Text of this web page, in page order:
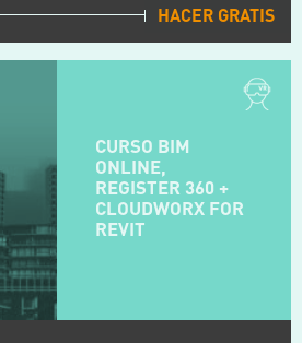
HACER GRATIS
CURSO BIM
ONLINE,
REGISTER 360 +
CLOUDWORX FOR
REVIT